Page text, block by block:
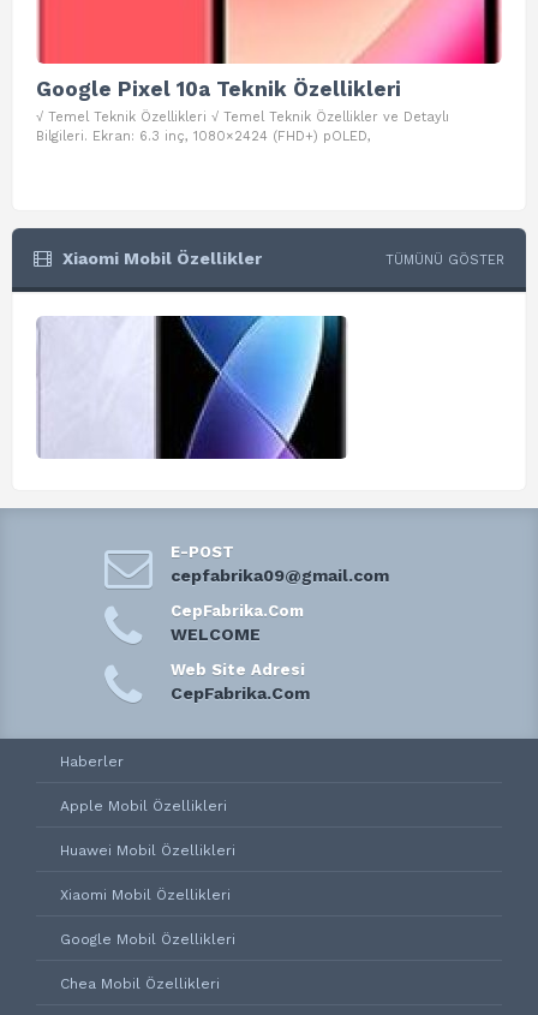
Google Pixel 10a Teknik Özellikleri
√ Temel Teknik Özellikleri √ Temel Teknik Özellikler ve Detaylı
Bilgileri. Ekran: 6.3 inç, 1080×2424 (FHD+) pOLED,
Xiaomi Mobil Özellikler TÜMÜNÜ GÖSTER
E-POST
cepfabrika09@gmail.com
CepFabrika.Com
WELCOME
Web Site Adresi
CepFabrika.Com
Haberler
Apple Mobil Özellikleri
Huawei Mobil Özellikleri
Xiaomi Mobil Özellikleri
Google Mobil Özellikleri
Chea Mobil Özellikleri